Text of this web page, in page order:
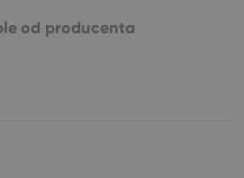
od producenta